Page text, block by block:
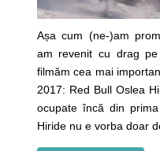
Așa cum (ne-)am
am revenit cu drag
filmăm cea mai
2017: Red Bull Oslea
ocupate încă din
Hiride nu e vorba doar